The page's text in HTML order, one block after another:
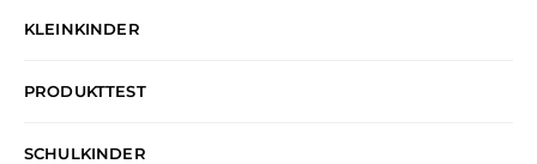
KLEINKINDER
PRODUKTTEST
SCHULKINDER